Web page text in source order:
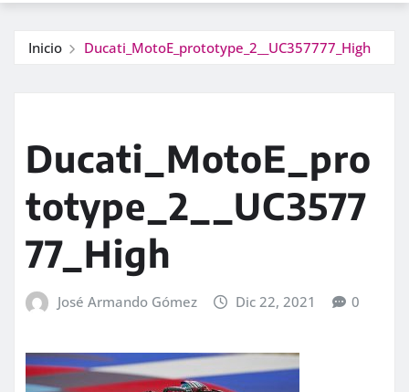
Inicio Ducati_MotoE_prototype_2__UC357777_High
Ducati_MotoE_pro
totype_2__UC3577
77_High
José Armando Gómez Dic 22, 2021 0